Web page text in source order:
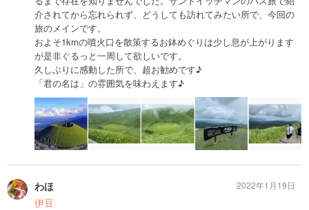
介されてから忘れられず、どうしても訪れてみたい所で、今回の
旅のメインです。
およそ1kmの噴火口を散策するお鉢めぐりは少し息が上がります
が是非ぐるっと一周して欲しいです。
久しぶりに感動した所で、超お勧めです♪
「君の名は」の雰囲気を味わえます♪
わほ
伊豆
2022年1月19日